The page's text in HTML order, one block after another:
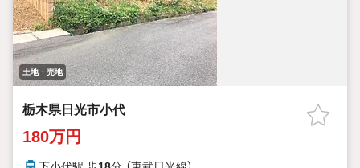
土地・売地
栃木県日光市小代
180万円